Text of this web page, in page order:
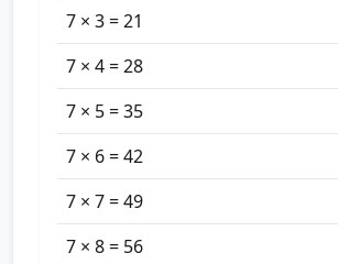
7 × 3 = 21
7 × 4 = 28
7 × 5 = 35
7 × 6 = 42
7 × 7 = 49
7 × 8 = 56